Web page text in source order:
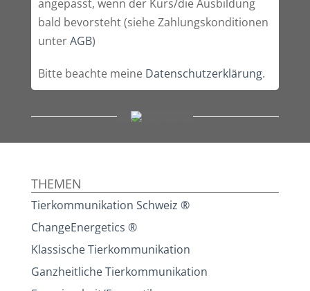
angepasst, wenn der Kurs/die Ausbildung
bald bevorsteht (siehe Zahlungskonditionen
unterAGB)
Bitte beachte meine Datenschutzerklärung.
THEMEN
Tierkommunikation Schweiz ®
ChangeEnergetics ®
Klassische Tierkommunikation
Ganzheitliche Tierkommunikation